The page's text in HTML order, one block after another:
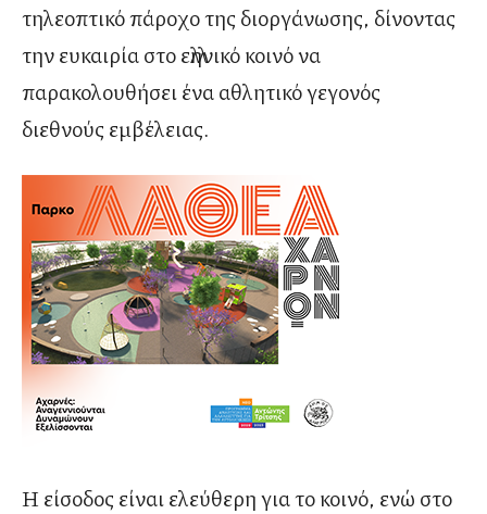
τηλεοπτικό πάροχο της διοργάνωσης, δίνοντας
την ευκαιρία στο ελληνικό κοινό να
παρακολουθήσει ένα αθλητικό γεγονός
διεθνούς εμβέλειας.
Η είσοδος είναι ελεύθερη για το κοινό, ενώ στο